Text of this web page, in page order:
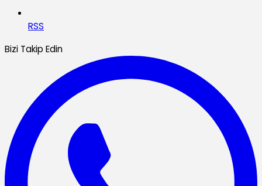
RSS
Bizi Takip Edin